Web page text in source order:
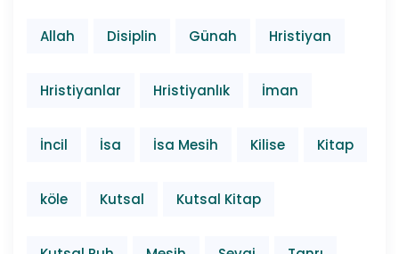
Allah Disiplin Günah Hristiyan
Hristiyanlar Hristiyanlık İman
İncil İsa İsa Mesih Kilise Kitap
köle Kutsal Kutsal Kitap